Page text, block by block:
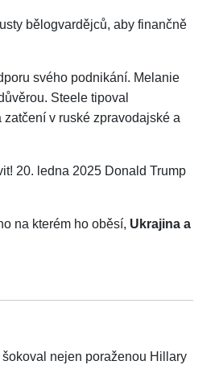
bělogvardějců, aby finančně
svého podnikání. Melanie
Steele tipoval
v ruské zpravodajské a
20. ledna 2025 Donald Trump
na kterém ho oběsí, Ukrajina a
nejen poraženou Hillary